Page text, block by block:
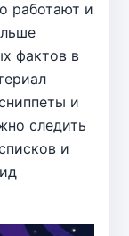
работают и
фактов в
и
следить
и